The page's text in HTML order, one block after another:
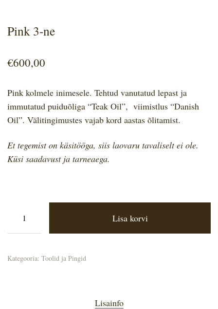
Pink 3-ne
€600,00
Pink kolmele inimesele. Tehtud vanutatud lepast ja
immutatud puiduõliga “Teak Oil”, viimistlus “Danish
Oil”. Välitingimustes vajab kord aastas õlitamist.
Et tegemist on käsitööga, siis laovaru tavaliselt ei ole.
Küsi saadavust ja tarneaega.
Lisa korvi
Kategooria: Toolid ja Pingid
Lisainfo